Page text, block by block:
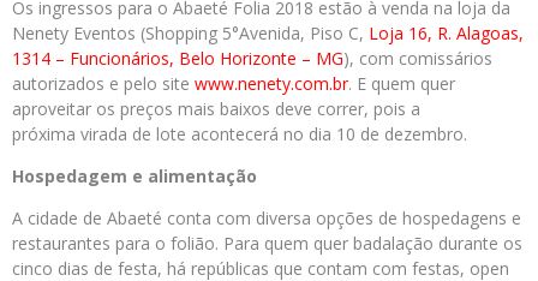
Os ingressos para o Abaeté Folia 2018 estão à venda na loja da
Nenety Eventos (Shopping 5°Avenida, Piso C, Loja 16, R. Alagoas,
1314 – Funcionários, Belo Horizonte – MG), com comissários
autorizados e pelo site www.nenety.com.br. E quem quer
aproveitar os preços mais baixos deve correr, pois a
próxima virada de lote acontecerá no dia 10 de dezembro.
Hospedagem e alimentação
A cidade de Abaeté conta com diversa opções de hospedagens e
restaurantes para o folião. Para quem quer badalação durante os
cinco dias de festa, há repúblicas que contam com festas, open